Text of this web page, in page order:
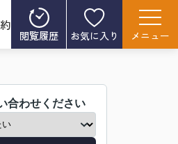
閲覧履歴 お気に入り メニュー
合わせください